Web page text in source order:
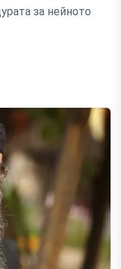
за нейното